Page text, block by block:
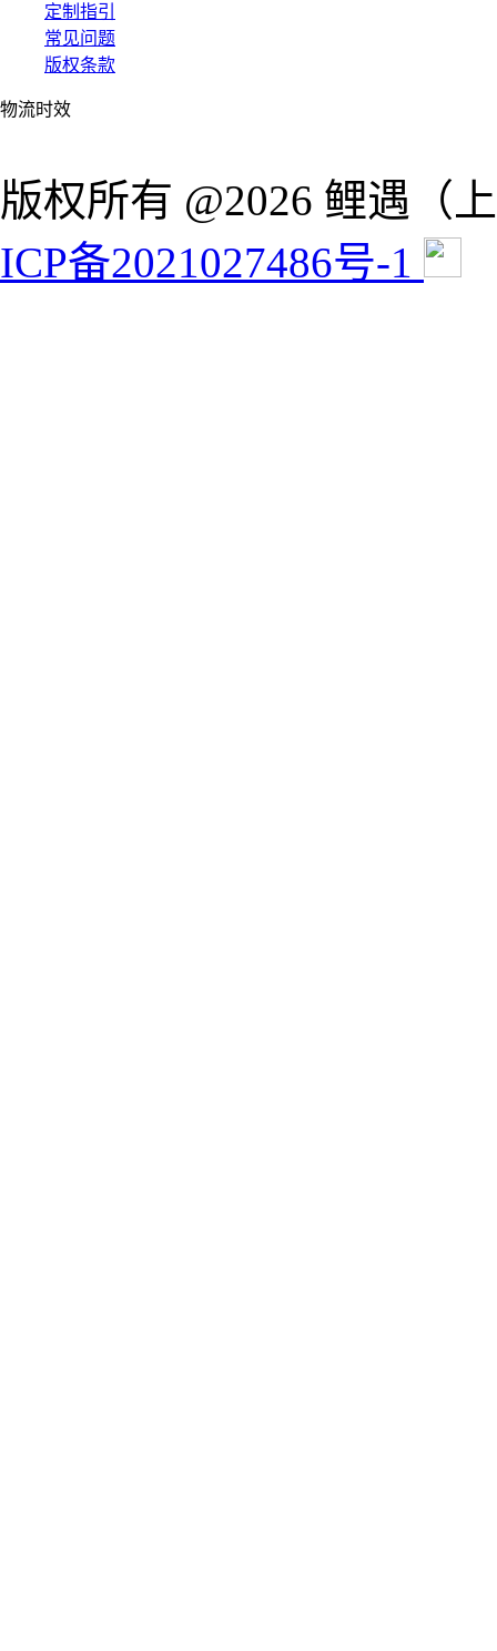
定制指引
常见问题
版权条款
物流时效
版权所有 @2026 鲤遇（
ICP备2021027486号-1